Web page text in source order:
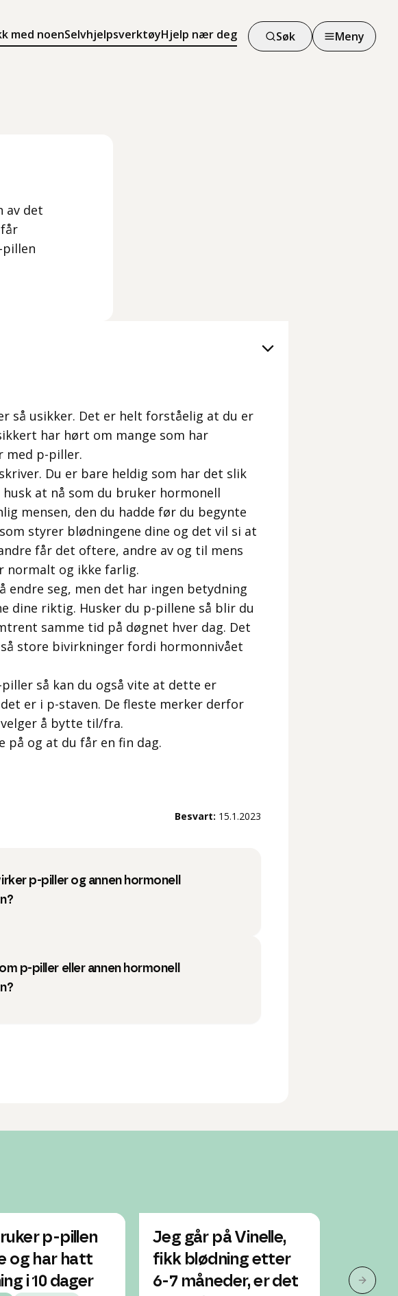
med noenSelvhjelpsverktøyHjelp nær deg Søk Meny
av det
pillen
så usikker. Det er helt forståelig at du er
har hørt om mange som har
med p-piller.
Du er bare heldig som har det slik
at nå som du bruker hormonell
mensen, den du hadde før du begynte
styrer blødningene dine og det vil si at
får det oftere, andre av og til mens
normalt og ikke farlig.
endre seg, men det har ingen betydning
dine riktig. Husker du p-pillene så blir du
samme tid på døgnet hver dag. Det
store bivirkninger fordi hormonnivået
så kan du også vite at dette er
er i p-staven. De fleste merker derfor
å bytte til/fra.
på og at du får en fin dag.
Besvart: 15.1.2023
p-piller og annen hormonell
p-piller eller annen hormonell
p-pillen
og har hatt
i 10 dager
Jeg går på Vinelle,
fikk blødning etter
6-7 måneder, er det
Neste